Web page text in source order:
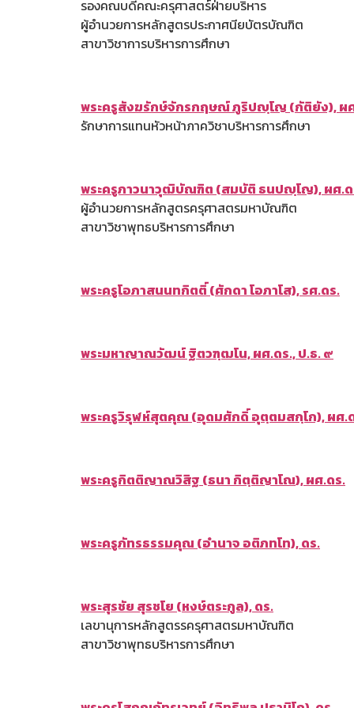
รองคณบดีคณะครุศาสตร์ฝ่ายบริหาร
ผู้อำนวยการหลักสูตรประกาศนียบัตรบัณฑิต
สาขาวิชาการบริหารการศึกษา
พระครูสังฆรักษ์จักรกฤษณ์ ภูริปญฺโญ (กัติยัง), ผ
รักษาการแทนหัวหน้าภาควิชาบริหารการศึกษา
พระครูภาวนาวุฒิบัณฑิต (สมบัติ ธนปญฺโญ), ผศ.
ผู้อำนวยการหลักสูตรครุศาสตรมหาบัณฑิต
สาขาวิชาพุทธบริหารการศึกษา
พระครูโอภาสนนทกิตติ์ (ศักดา โอภาโส),รศ.ดร.
พระมหาญาณวัฒน์ ฐิตวฑฺฒโน, ผศ.ดร., ป.ธ. ๙
พระครูวิรุฬห์สุตคุณ (อุดมศักดิ์ อุตฺตมสกฺโก), ผศ.
พระครูกิตติญาณวิสิฐ (ธนา กิตฺติญาโณ), ผศ.ดร.
พระครูภัทรธรรมคุณ (อำนาจ อติภทโท), ดร.
พระสุรชัย สุรชโย (หงษ์ตระกูล), ดร.
เลขานุการหลักสูตรรครุศาสตรมหาบัณฑิต
สาขาวิชาพุทธบริหารการศึกษา